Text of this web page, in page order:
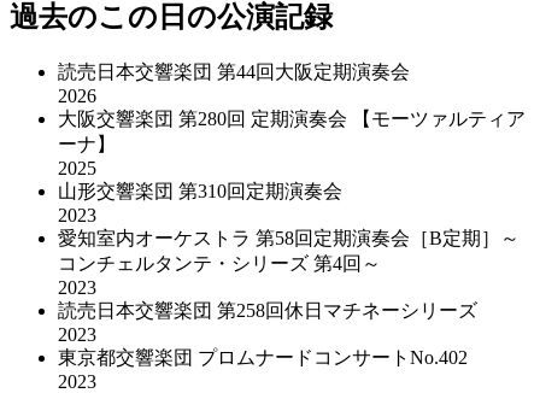
過去のこの日の公演記録
読売日本交響楽団 第44回大阪定期演奏会
2026
大阪交響楽団 第280回 定期演奏会 【モーツァルティア
ーナ】
2025
山形交響楽団 第310回定期演奏会
2023
愛知室内オーケストラ 第58回定期演奏会［B定期］～
コンチェルタンテ・シリーズ 第4回～
2023
読売日本交響楽団 第258回休日マチネーシリーズ
2023
東京都交響楽団 プロムナードコンサートNo.402
2023